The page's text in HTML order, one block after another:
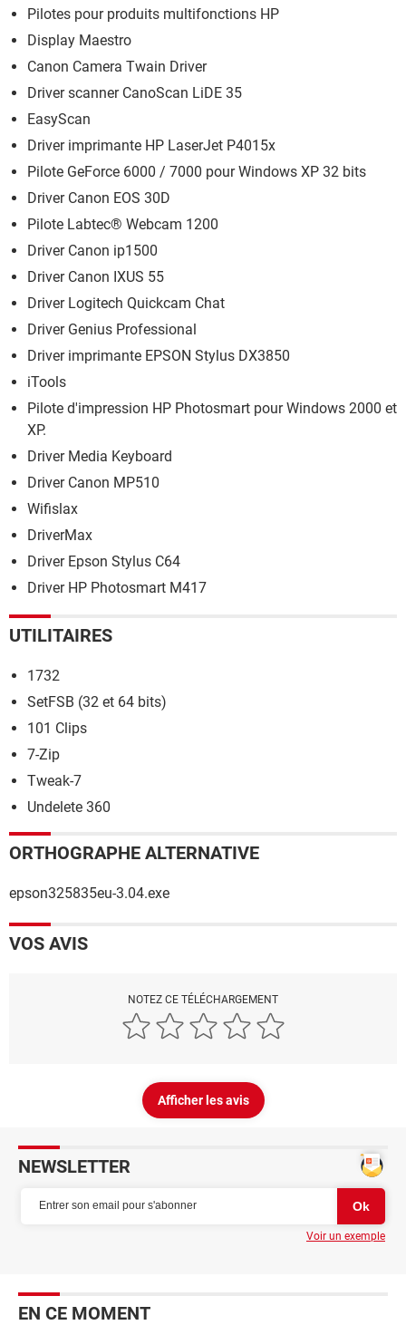
Pilotes pour produits multifonctions HP
Display Maestro
Canon Camera Twain Driver
Driver scanner CanoScan LiDE 35
EasyScan
Driver imprimante HP LaserJet P4015x
Pilote GeForce 6000 / 7000 pour Windows XP 32 bits
Driver Canon EOS 30D
Pilote Labtec® Webcam 1200
Driver Canon ip1500
Driver Canon IXUS 55
Driver Logitech Quickcam Chat
Driver Genius Professional
Driver imprimante EPSON Stylus DX3850
iTools
Pilote d'impression HP Photosmart pour Windows 2000 et
XP.
Driver Media Keyboard
Driver Canon MP510
Wifislax
DriverMax
Driver Epson Stylus C64
Driver HP Photosmart M417
UTILITAIRES
1732
SetFSB (32 et 64 bits)
101 Clips
7-Zip
Tweak-7
Undelete 360
ORTHOGRAPHE ALTERNATIVE
epson325835eu-3.04.exe
VOS AVIS
NOTEZ CE TÉLÉCHARGEMENT
Afficher les avis
NEWSLETTER
Voir un exemple
EN CE MOMENT